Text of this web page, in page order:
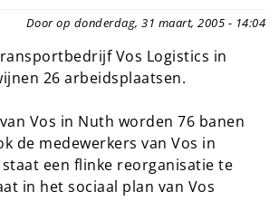
Door op donderdag, 31 maart, 2005 - 14:04
Vos Logistics in
26 arbeidsplaatsen.
Vos in Nuth worden 76 banen
de medewerkers van Vos in
een flinke reorganisatie te
in het sociaal plan van Vos